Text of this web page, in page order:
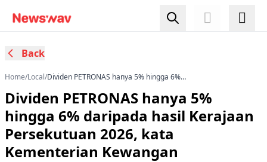
Back
Home/Local/Dividen PETRONAS hanya 5% hingga 6%
Kementerian Kewangan
Dividen PETRONAS hanya 5%
hingga 6% daripada hasil Kerajaan
Persekutuan 2026, kata
Kementerian Kewangan